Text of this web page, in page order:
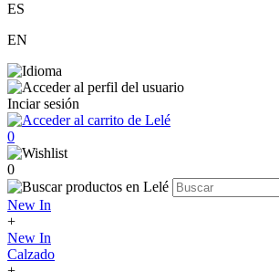
ES
EN
Inciar sesión
0
0
New In
+
New In
Calzado